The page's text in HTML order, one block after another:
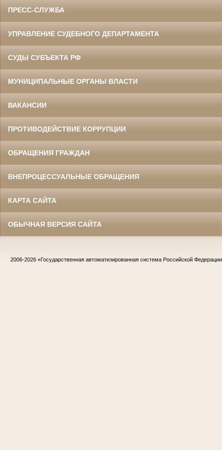
ПРЕСС-СЛУЖБА
УПРАВЛЕНИЕ СУДЕБНОГО ДЕПАРТАМЕНТА
СУДЫ СУБЪЕКТА РФ
МУНИЦИПАЛЬНЫЕ ОРГАНЫ ВЛАСТИ
ВАКАНСИИ
ПРОТИВОДЕЙСТВИЕ КОРРУПЦИИ
ОБРАЩЕНИЯ ГРАЖДАН
ВНЕПРОЦЕССУАЛЬНЫЕ ОБРАЩЕНИЯ
КАРТА САЙТА
ОБЫЧНАЯ ВЕРСИЯ САЙТА
2006-2026 «Государственная автоматизированная система Российской